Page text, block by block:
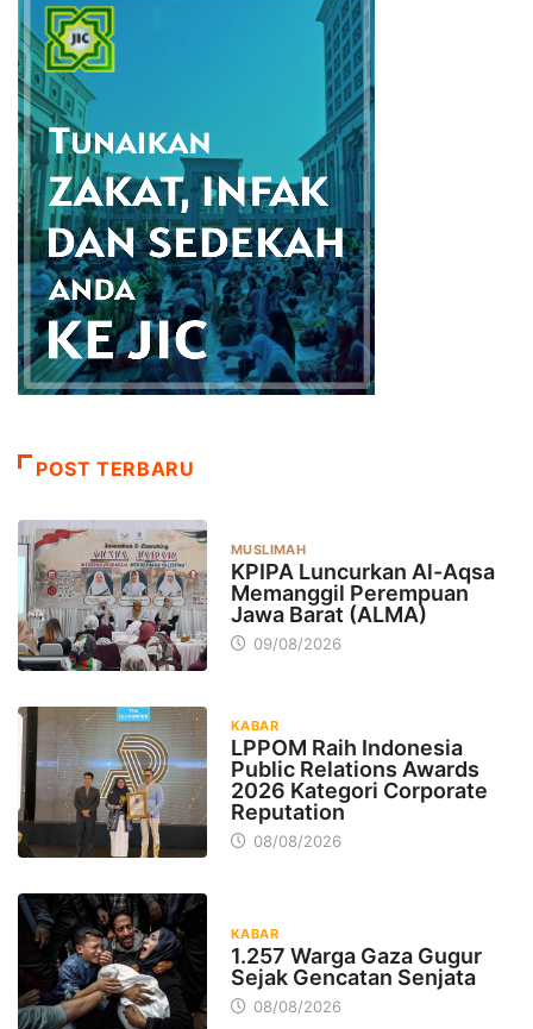
POST TERBARU
MUSLIMAH
KPIPA Luncurkan Al-Aqsa
Memanggil Perempuan
Jawa Barat (ALMA)
09/08/2026
KABAR
LPPOM Raih Indonesia
Public Relations Awards
2026 Kategori Corporate
Reputation
08/08/2026
KABAR
1.257 Warga Gaza Gugur
Sejak Gencatan Senjata
08/08/2026